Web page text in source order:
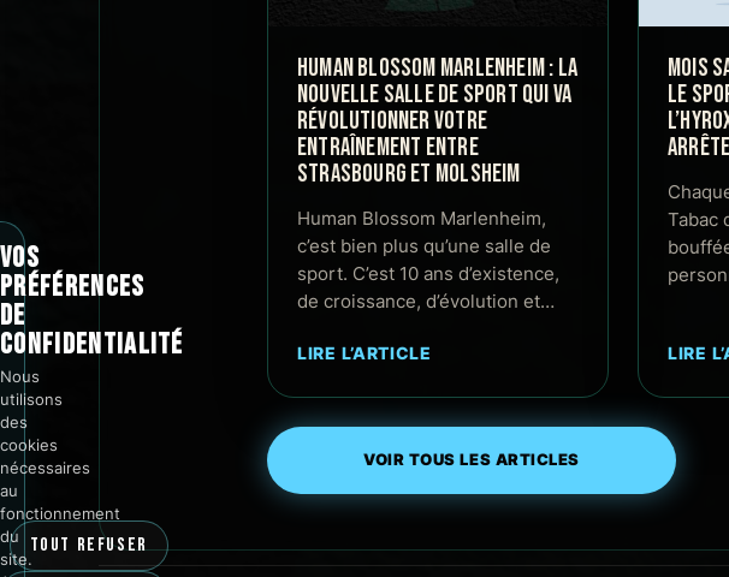
HUMAN BLOSSOM MARLENHEIM : LA
NOUVELLE SALLE DE SPORT QUI VA
RÉVOLUTIONNER VOTRE
ENTRAÎNEMENT ENTRE
STRASBOURG ET MOLSHEIM
Human Blossom Marlenheim,
c’est bien plus qu’une salle de
sport. C’est 10 ans d’existence,
de croissance, d’évolution et…
LIRE L’ARTICLE
MOIS
LE
Tabac
LIRE
VOIR TOUS LES ARTICLES
VOS
PRÉFÉRENCES
DE
CONFIDENTIALITÉ
Nous
utilisons
des
cookies
nécessaires
au
fonctionnement
du
site.
TOUT REFUSER